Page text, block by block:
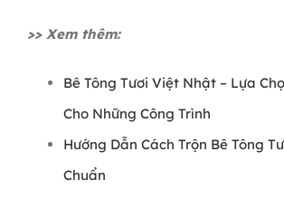
>> Xem thêm:
Bê Tông Tươi Việt Nhật – Lựa
Cho Những Công Trình
Hướng Dẫn Cách Trộn Bê Tông
Chuẩn